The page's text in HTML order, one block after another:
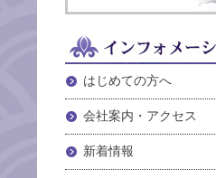
はじめての方へ
会社案内・アクセス
新着情報